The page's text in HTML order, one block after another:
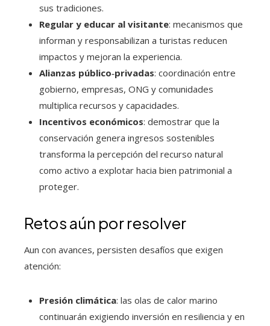
sus tradiciones.
Regular y educar al visitante: mecanismos que
informan y responsabilizan a turistas reducen
impactos y mejoran la experiencia.
Alianzas público‑privadas: coordinación entre
gobierno, empresas, ONG y comunidades
multiplica recursos y capacidades.
Incentivos económicos: demostrar que la
conservación genera ingresos sostenibles
transforma la percepción del recurso natural
como activo a explotar hacia bien patrimonial a
proteger.
Retos aún por resolver
Aun con avances, persisten desafíos que exigen
atención:
Presión climática: las olas de calor marino
continuarán exigiendo inversión en resiliencia y en